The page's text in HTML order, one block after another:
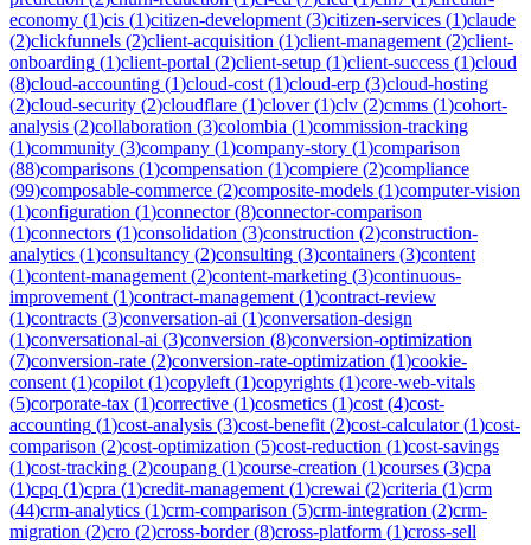
economy (1)cis (1)citizen-development (3)citizen-services (1)claude
(2)clickfunnels (2)client-acquisition (1)client-management (2)client-
onboarding (1)client-portal (2)client-setup (1)client-success (1)cloud
(8)cloud-accounting (1)cloud-cost (1)cloud-erp (3)cloud-hosting
(2)cloud-security (2)cloudflare (1)clover(1)clv (2)cmms (1)cohort-
analysis (2)collaboration (3)colombia (1)commission-tracking
(1)community (3)company (1)company-story (1)comparison
(88)comparisons (1)compensation (1)compiere (2)compliance
(99)composable-commerce (2)composite-models (1)computer-vision
(1)configuration (1)connector(8)connector-comparison
(1)connectors (1)consolidation (3)construction (2)construction-
analytics (1)consultancy (2)consulting (3)containers (3)content
(1)content-management (2)content-marketing (3)continuous-
improvement (1)contract-management (1)contract-review
(1)contracts (3)conversation-ai (1)conversation-design
(1)conversational-ai (3)conversion (8)conversion-optimization
(7)conversion-rate (2)conversion-rate-optimization (1)cookie-
consent (1)copilot (1)copyleft (1)copyrights (1)core-web-vitals
(5)corporate-tax (1)corrective (1)cosmetics (1)cost (4)cost-
accounting (1)cost-analysis (3)cost-benefit (2)cost-calculator(1)cost-
comparison (2)cost-optimization (5)cost-reduction (1)cost-savings
(1)cost-tracking (2)coupang (1)course-creation (1)courses (3)cpa
(1)cpq (1)cpra (1)credit-management (1)crewai (2)criteria (1)crm
(44)crm-analytics (1)crm-comparison (5)crm-integration (2)crm-
migration (2)cro (2)cross-border(8)cross-platform (1)cross-sell